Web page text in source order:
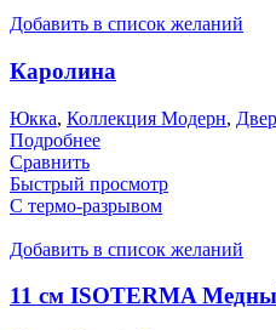
Добавить в список желаний
Каролина
Юкка, Коллекция Модерн,
Подробнее
Сравнить
Быстрый просмотр
С термо-разрывом
Добавить в список желаний
11 см ISOTERMA